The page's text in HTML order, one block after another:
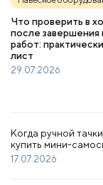
Что проверить в
после завершения
работ:
лист
29.07.2026
Когда ручной
купить мини-
17.07.2026